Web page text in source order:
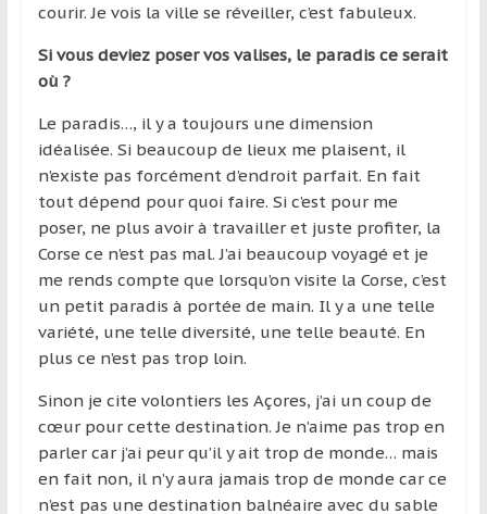
courir. Je vois la ville se réveiller, c’est fabuleux.
Si vous deviez poser vos valises, le paradis ce serait
où ?
Le paradis…, il y a toujours une dimension
idéalisée. Si beaucoup de lieux me plaisent, il
n’existe pas forcément d’endroit parfait. En fait
tout dépend pour quoi faire. Si c’est pour me
poser, ne plus avoir à travailler et juste profiter, la
Corse ce n’est pas mal. J’ai beaucoup voyagé et je
me rends compte que lorsqu’on visite la Corse, c’est
un petit paradis à portée de main. Il y a une telle
variété, une telle diversité, une telle beauté. En
plus ce n’est pas trop loin.
Sinon je cite volontiers les Açores, j’ai un coup de
cœur pour cette destination. Je n’aime pas trop en
parler car j’ai peur qu’il y ait trop de monde… mais
en fait non, il n’y aura jamais trop de monde car ce
n’est pas une destination balnéaire avec du sable